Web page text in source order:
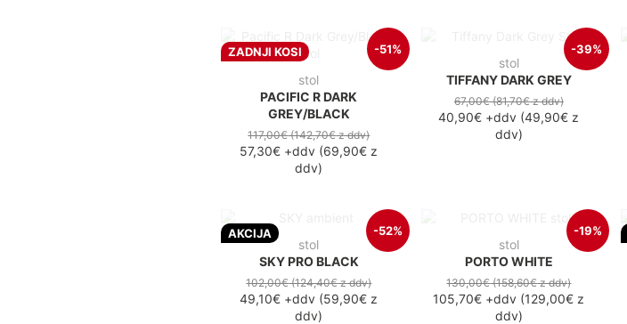
ZADNJI KOSI -51%
stol
PACIFIC R DARK
GREY/BLACK
117,00€(142,70€z ddv)
57,30€ +ddv (69,90€ z
ddv)
-39%
stol
TIFFANY DARK GREY
67,00€(81,70€z ddv)
40,90€ +ddv (49,90€ z
ddv)
AKCIJA -52%
stol
SKY PRO BLACK
102,00€(124,40€z ddv)
49,10€ +ddv (59,90€ z
ddv)
-19%
stol
PORTO WHITE
130,00€(158,60€z ddv)
105,70€ +ddv (129,00€ z
ddv)